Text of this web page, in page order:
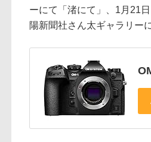
ーにて「渚にて」、1月21
陽新聞社さん太ギャラリー